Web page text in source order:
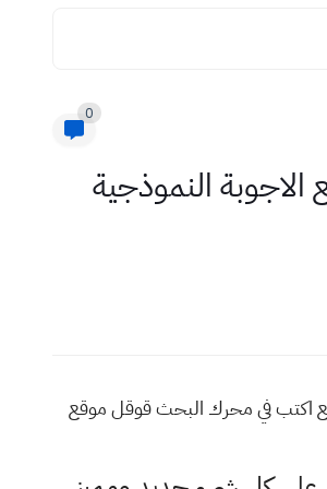
0
الاجوبة النموذجية
اكتب في محرك البحث قوقل موقع